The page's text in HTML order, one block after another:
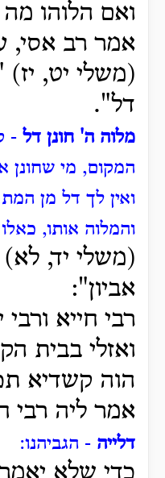
ואם הלוהו
אמר רב אסי,
(משלי יט, יז)
דל".
מלוה ה' חונן דל -
המקום, מי שחונן
ואין לך דל מן
והמלוה אותו,
(משלי יד, לא)
אביון":
רבי חייא ורבי
ואזלי בבית
הוה קשדיא
אמר ליה רבי
דלייה - הגביהנו: